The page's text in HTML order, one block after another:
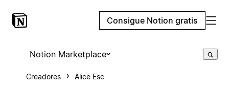
Consigue Notion gratis
Notion Marketplace
Creadores Alice Esc